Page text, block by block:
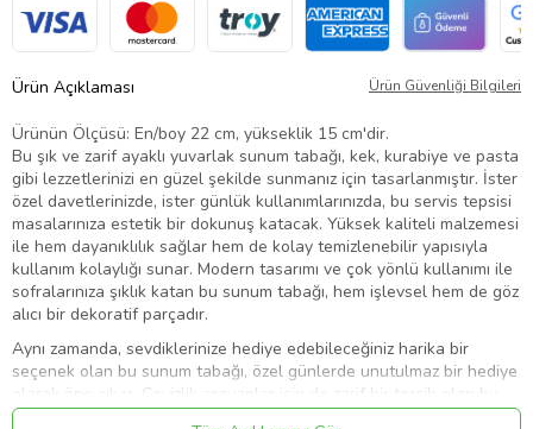
Ürün Açıklaması Ürün Güvenliği Bilgileri
Ürünün Ölçüsü: En/boy 22 cm, yükseklik 15 cm'dir.
Bu şık ve zarif ayaklı yuvarlak sunum tabağı, kek, kurabiye ve pasta
gibi lezzetlerinizi en güzel şekilde sunmanız için tasarlanmıştır. İster
özel davetlerinizde, ister günlük kullanımlarınızda, bu servis tepsisi
masalarınıza estetik bir dokunuş katacak. Yüksek kaliteli malzemesi
ile hem dayanıklılık sağlar hem de kolay temizlenebilir yapısıyla
kullanım kolaylığı sunar. Modern tasarımı ve çok yönlü kullanımı ile
sofralarınıza şıklık katan bu sunum tabağı, hem işlevsel hem de göz
alıcı bir dekoratif parçadır.
Aynı zamanda, sevdiklerinize hediye edebileceğiniz harika bir
seçenek olan bu sunum tabağı, özel günlerde unutulmaz bir hediye
olarak öne çıkar. Çeyizlik arayanlar için de zarif bir tercih olan bu
ürün, yıllarca sürecek anılarınızda sofralarınızı süslemeye devam